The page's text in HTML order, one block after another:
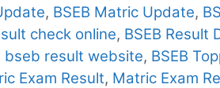
, BSEB Matric Update,
check online, BSEB Result
bseb result website, BSEB
Exam Result, Matric Exam